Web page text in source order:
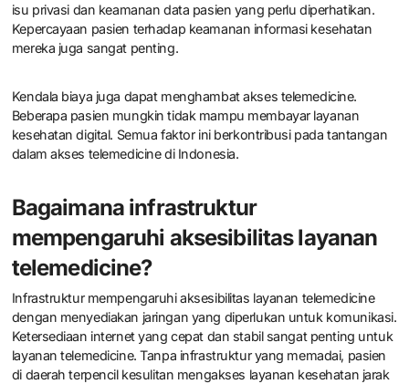
isu privasi dan keamanan data pasien yang perlu diperhatikan.
Kepercayaan pasien terhadap keamanan informasi kesehatan
mereka juga sangat penting.
Kendala biaya juga dapat menghambat akses telemedicine.
Beberapa pasien mungkin tidak mampu membayar layanan
kesehatan digital. Semua faktor ini berkontribusi pada tantangan
dalam akses telemedicine di Indonesia.
Bagaimana infrastruktur
mempengaruhi aksesibilitas layanan
telemedicine?
Infrastruktur mempengaruhi aksesibilitas layanan telemedicine
dengan menyediakan jaringan yang diperlukan untuk komunikasi.
Ketersediaan internet yang cepat dan stabil sangat penting untuk
layanan telemedicine. Tanpa infrastruktur yang memadai, pasien
di daerah terpencil kesulitan mengakses layanan kesehatan jarak